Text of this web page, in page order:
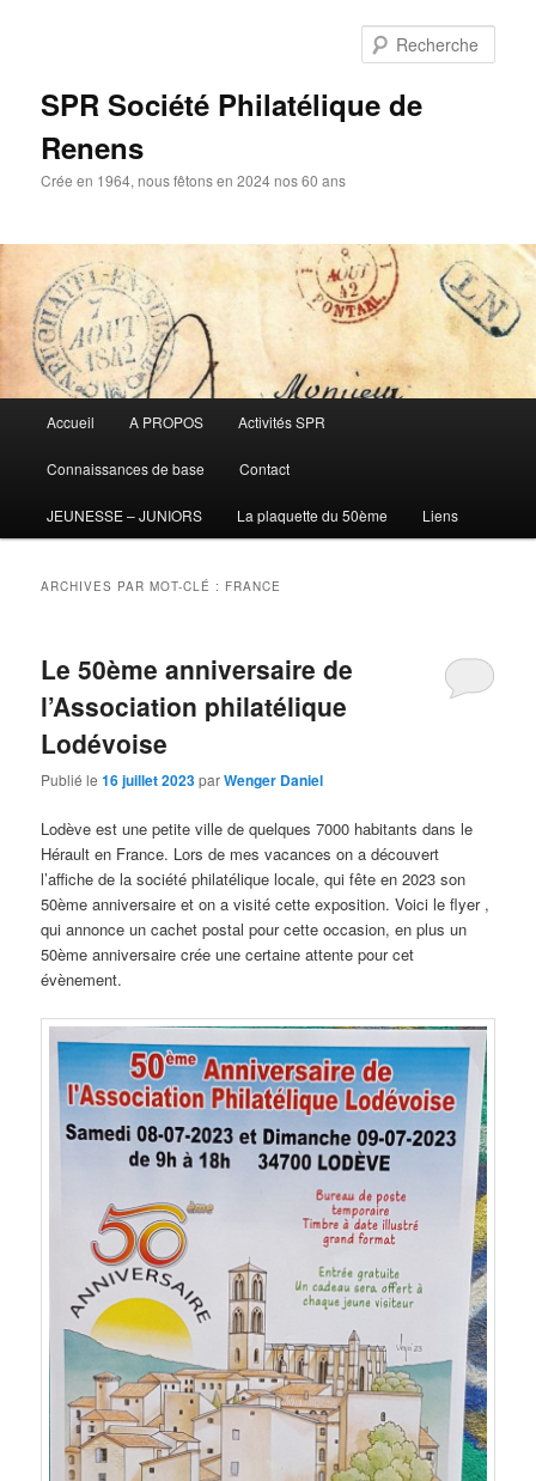
SPR Société Philatélique de
Renens
Crée en 1964, nous fêtons en 2024 nos 60 ans
principal
Accueil A PROPOS Activités SPR
Connaissances de base Contact
JEUNESSE – JUNIORS La plaquette du 50ème Liens
ARCHIVES PAR MOT-CLÉ : FRANCE
Le 50ème anniversaire de
l’Association philatélique
Lodévoise
Publié le16 juillet 2023parWenger Daniel
Lodève est une petite ville de quelques 7000 habitants dans le
Hérault en France. Lors de mes vacances on a découvert
l’affiche de la société philatélique locale, qui fête en 2023 son
50ème anniversaire et on a visité cette exposition. Voici le flyer ,
qui annonce un cachet postal pour cette occasion, en plus un
50ème anniversaire crée une certaine attente pour cet
évènement.